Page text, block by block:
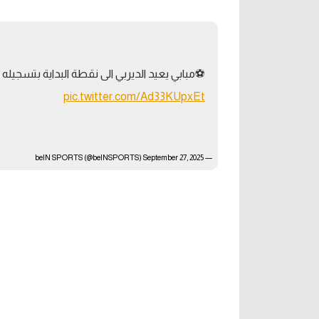
⚽️مبابي يعيد الديربي الى نقطة البداية
pic.twitter.com/Ad33KUpxEt
— beIN SPORTS (@beINSPORTS)
September 27, 2025